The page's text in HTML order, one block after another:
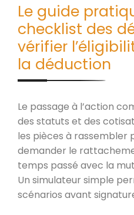
Le guide
checklist des
vérifier
la déduction
Le passage à l’action
des statuts et des
les pièces à
demander le
temps passé avec la
Un simulateur simple
scénarios avant